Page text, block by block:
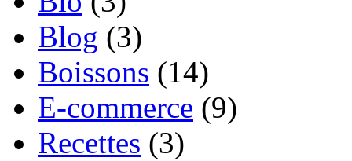
Blog (3)
Boissons (14)
E-commerce (9)
Recettes (3)